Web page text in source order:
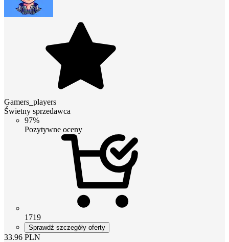
Gamers_players
Świetny sprzedawca
97%
Pozytywne oceny
1719
Sprawdź szczegóły oferty
33.96 PLN